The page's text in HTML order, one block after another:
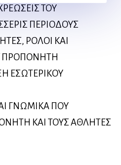
ΤΟΥ
ΠΕΡΙΟΔΟΥΣ
ΡΟΛΟΙ ΚΑΙ
ΠΡΟΠΟΝΗΤΗ
ΕΣΩΤΕΡΙΚΟΥ
ΓΝΩΜΙΚΑ ΠΟΥ
ΚΑΙ ΤΟΥΣ ΑΘΛΗΤΕΣ